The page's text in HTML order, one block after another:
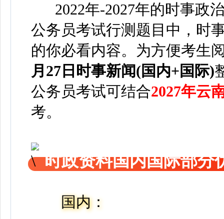
2022年-2027年的时事政
公务员考试行测题目中，时
的你必看内容。为方便考生
月27日 时事新闻(国内+国际)
公务员考试可结合2027年云
考。
时政资料国内国际部分
国内：